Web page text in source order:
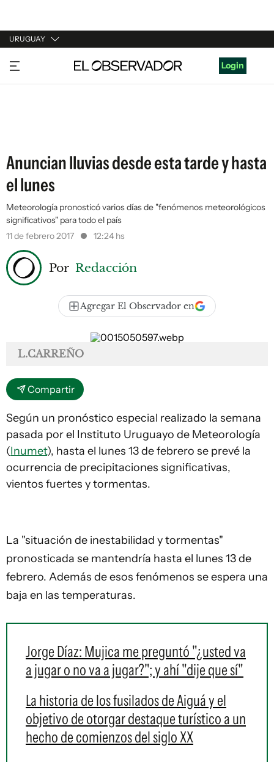
URUGUAY
URUGUAY
ARGENTINA
Login
Anuncian lluvias desde esta tarde y hasta
el lunes
Meteorología pronosticó varios días de "fenómenos meteorológicos
significativos" para todo el país
11 de febrero 2017
12:24 hs
Por Redacción
Agregar El Observador en
L.CARREÑO
Compartir
Según un pronóstico especial realizado la semana
pasada por el Instituto Uruguayo de Meteorología
(Inumet), hasta el lunes 13 de febrero se prevé la
ocurrencia de precipitaciones significativas,
vientos fuertes y tormentas.
La "situación de inestabilidad y tormentas"
pronosticada se mantendría hasta el lunes 13 de
febrero. Además de esos fenómenos se espera una
baja en las temperaturas.
Jorge Díaz: Mujica me preguntó "¿usted va
a jugar o no va a jugar?"; y ahí "dije que sí"
La historia de los fusilados de Aiguá y el
objetivo de otorgar destaque turístico a un
hecho de comienzos del siglo XX